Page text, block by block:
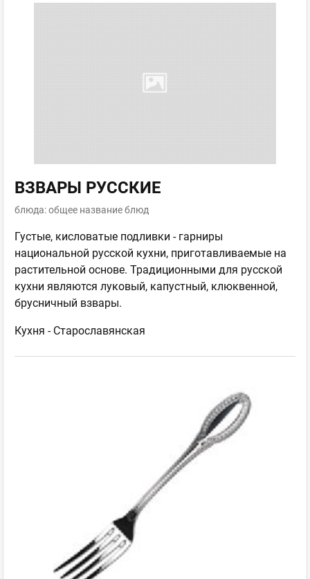
ВЗВАРЫ РУССКИЕ
блюда: общее название блюд
Густые, кисловатые подливки - гарниры
национальной русской кухни, приготавливаемые на
растительной основе. Традиционными для русской
кухни являются луковый, капустный, клюквенной,
брусничный взвары.
Кухня - Старославянская